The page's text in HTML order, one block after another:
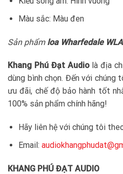
Màu sắc: Màu đen
Sản phẩm loa Wharfedale
Khang Phú Đạt Audiolà địa
dùng bình chọn. Đến với chúng
ưu đãi, chế độ bảo hành tốt
100% sản phẩm chính hãng!
Hãy liên hệ với chúng tôi
Email:
KHANG PHÚ ĐẠT AUDIO